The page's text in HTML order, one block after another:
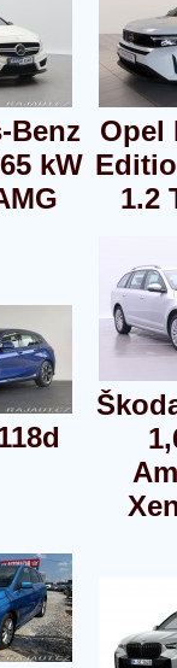
Benz
kW
Opel
1.2